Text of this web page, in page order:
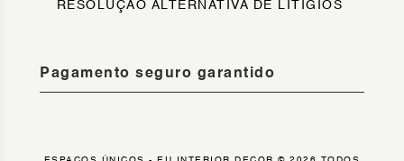
RESOLUÇÃO ALTERNATIVA DE LITÍGIOS
Pagamento seguro garantido